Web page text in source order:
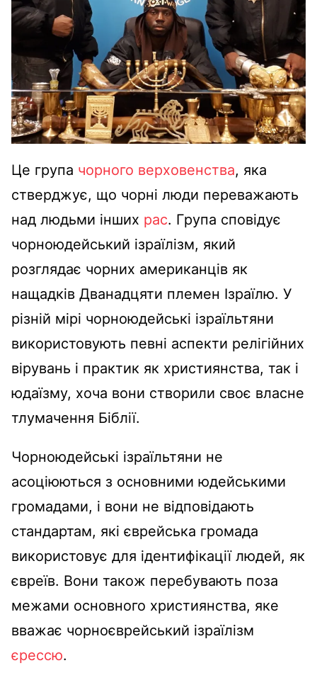
Це група чорного верховенства, яка
стверджує, що чорні люди переважають
над людьми інших рас. Група сповідує
чорноюдейський ізраїлізм, який
розглядає чорних американців як
нащадків Дванадцяти племен Ізраїлю. У
різній мірі чорноюдейські ізраїльтяни
використовують певні аспекти релігійних
вірувань і практик як християнства, так і
юдаїзму, хоча вони створили своє власне
тлумачення Біблії.
Чорноюдейські ізраїльтяни не
асоціюються з основними юдейськими
громадами, і вони не відповідають
стандартам, які єврейська громада
використовує для ідентифікації людей, як
євреїв. Вони також перебувають поза
межами основного християнства, яке
вважає чорноєврейський ізраїлізм
єрессю.